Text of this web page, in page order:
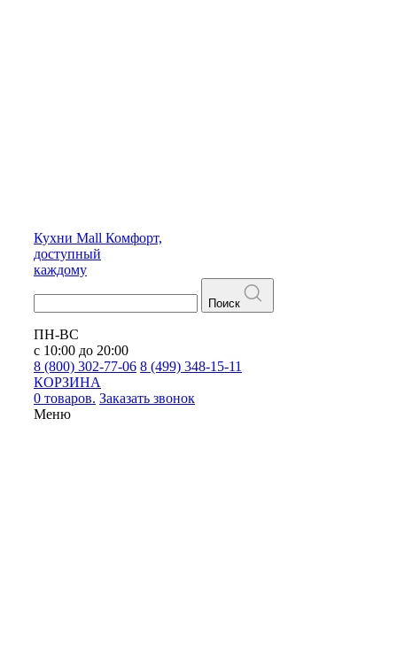
Кухни Mall Комфорт,
доступный
каждому
Поиск
ПН-ВС
с 10:00 до 20:00
8 (800) 302-77-06 8 (499) 348-15-11
КОРЗИНА
0 товаров. Заказать звонок
Меню